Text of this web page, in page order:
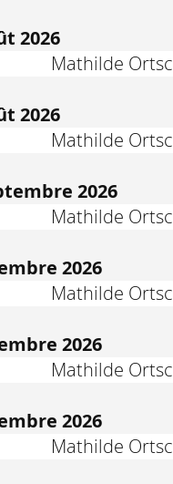
2026
Mathilde
2026
Mathilde
2026
Mathilde
2026
Mathilde
2026
Mathilde
2026
Mathilde